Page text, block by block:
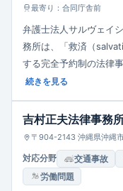
最寄り：合同庁舎前
弁護士法人サルヴェイ
務所は、「救済（
する完全予約制の法律
アイワテラス5Fで、平
生、顧問契約など各種
クライアントには営業
キュリティ体制も強化
続きを見る
吉村正夫法律事務
〒904-2143 沖縄県沖縄
対応分野 交通事故
労働問題